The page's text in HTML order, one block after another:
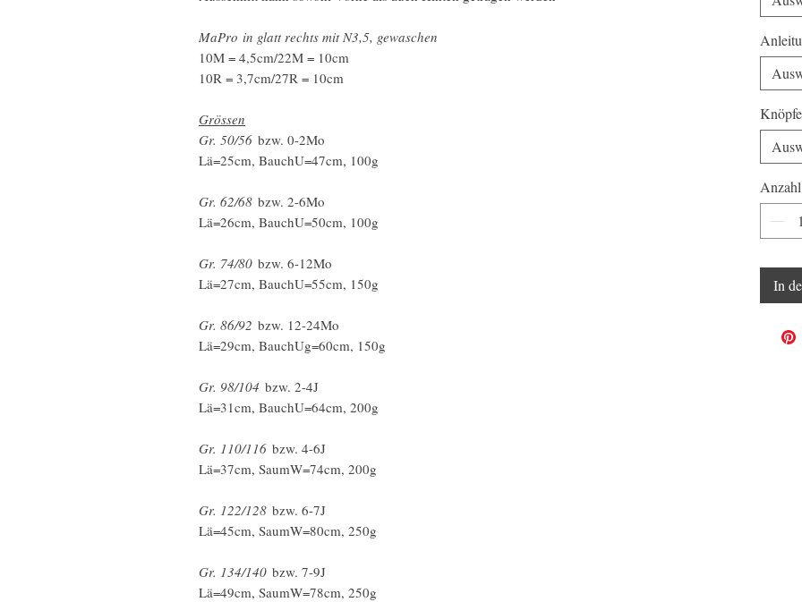
MaPro in glatt rechts mit N3,5, gewaschen
10M = 4,5cm/22M = 10cm
10R = 3,7cm/27R = 10cm
Grössen
Gr. 50/56 bzw. 0-2Mo
Lä=25cm, BauchU=47cm, 100g
Gr. 62/68 bzw. 2-6Mo
Lä=26cm, BauchU=50cm, 100g
Gr. 74/80 bzw. 6-12Mo
Lä=27cm, BauchU=55cm, 150g
Gr. 86/92 bzw. 12-24Mo
Lä=29cm, BauchUg=60cm, 150g
Gr. 98/104 bzw. 2-4J
Lä=31cm, BauchU=64cm, 200g
Gr. 110/116 bzw. 4-6J
Lä=37cm, SaumW=74cm, 200g
Gr. 122/128 bzw. 6-7J
Lä=45cm, SaumW=80cm, 250g
Gr. 134/140 bzw. 7-9J
Lä=49cm, SaumW=78cm, 250g
Knöpfe
Anzahl
In